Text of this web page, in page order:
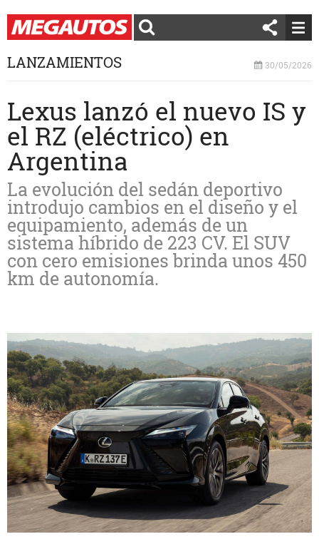
LANZAMIENTOS 30/05/2026
Lexus lanzó el nuevo IS y
el RZ (eléctrico) en
Argentina
La evolución del sedán deportivo
introdujo cambios en el diseño y el
equipamiento, además de un
sistema híbrido de 223 CV. El SUV
con cero emisiones brinda unos 450
km de autonomía.